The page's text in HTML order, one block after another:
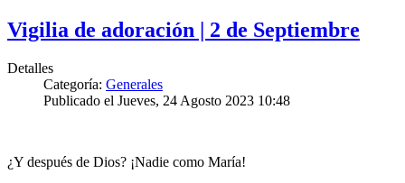
Vigilia de adoración | 2 de Septiembre
Detalles
Categoría: Generales
Publicado el Jueves, 24 Agosto 2023 10:48
¿Y después de Dios? ¡Nadie como María!